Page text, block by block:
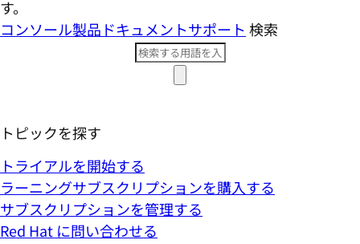
す。
コンソール製品ドキュメントサポート 検索
トピックを探す
トライアルを開始する
ラーニングサブスクリプションを購入する
サブスクリプションを管理する
Red Hat に問い合わせる